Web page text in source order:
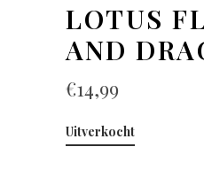
LOTUS
AND
€14,99
Uitverkocht